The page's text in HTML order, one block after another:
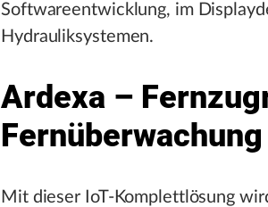
Softwareentwicklung, im
Hydrauliksystemen.
Ardexa –
Fernüberwachung
Mit dieser IoT-Komplettlösung